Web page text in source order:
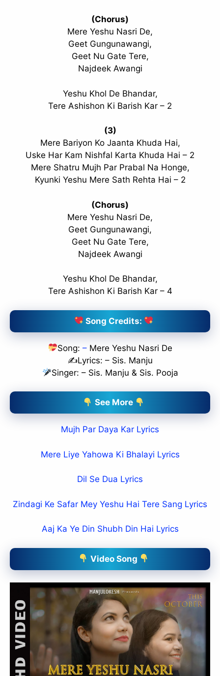
(Chorus)
Mere Yeshu Nasri De,
Geet Gungunawangi,
Geet Nu Gate Tere,
Najdeek Awangi
Yeshu Khol De Bhandar,
Tere Ashishon Ki Barish Kar – 2
(3)
Mere Bariyon Ko Jaanta Khuda Hai,
Uske Har Kam Nishfal Karta Khuda Hai – 2
Mere Shatru Mujh Par Prabal Na Honge,
Kyunki Yeshu Mere Sath Rehta Hai – 2
(Chorus)
Mere Yeshu Nasri De,
Geet Gungunawangi,
Geet Nu Gate Tere,
Najdeek Awangi
Yeshu Khol De Bhandar,
Tere Ashishon Ki Barish Kar – 4
Song Credits:
Song: –Mere Yeshu Nasri De
✍️Lyrics: – Sis. Manju
Singer: – Sis. Manju & Sis. Pooja
See More
Mujh Par Daya Kar Lyrics
Mere Liye Yahowa Ki Bhalayi Lyrics
Dil Se Dua Lyrics
Zindagi Ke Safar Mey Yeshu Hai Tere Sang Lyrics
Aaj Ka Ye Din Shubh Din Hai Lyrics
Video Song